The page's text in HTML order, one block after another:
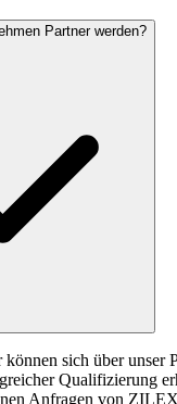
Partner werden?
können sich über unser
Qualifizierung
Anfragen von